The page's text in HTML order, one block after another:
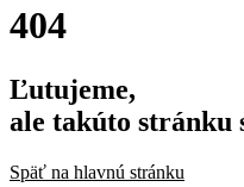
404
Ľutujeme,
ale takúto stránku
Späť na hlavnú stránku